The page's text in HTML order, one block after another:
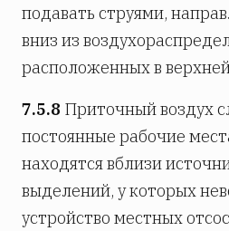
подавать струями,
вниз из
расположенных в
7.5.8 Приточный воздух
постоянные рабочие
находятся вблизи
выделений, у которых
устройство местных